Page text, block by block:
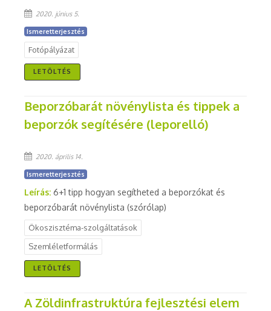
2020. június 5.
Ismeretterjesztés
Fotópályázat
LETÖLTÉS
Beporzóbarát növénylista és tippek a
beporzók segítésére (leporelló)
2020. április 14.
Ismeretterjesztés
Leírás: 6+1 tipp hogyan segítheted a beporzókat és
beporzóbarát növénylista (szórólap)
Ökoszisztéma-szolgáltatások
Szemléletformálás
LETÖLTÉS
A Zöldinfrastruktúra fejlesztési elem